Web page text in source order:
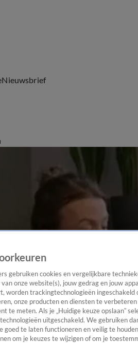
Nieuwsbrief
gebruiken cookies en vergelijkbare
onze website(s), jouw gedrag en jouw
worden trackingtechnologieën
onze producten en diensten te
te meten. Als je „Huidige keuze opslaan”
uitgeschakeld. We gebruiken
goed te laten functioneren en veilig te
om je keuzes te wijzigen of om je